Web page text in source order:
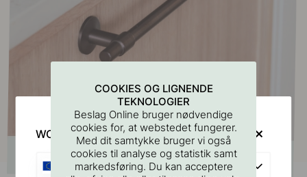
COOKIES OG LIGNENDE
TEKNOLOGIER
Beslag Online bruger nødvendige
cookies for, at webstedet fungerer.
Med dit samtykke bruger vi også
cookies til analyse og statistik samt
markedsføring. Du kan acceptere
WOULD YOU RATHER VISIT?
EU